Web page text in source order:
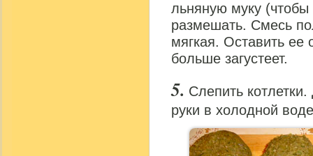
льняную муку
размешать. Смесь
мягкая. Оставить ее
больше загустеет.
Слепить
руки в холодной